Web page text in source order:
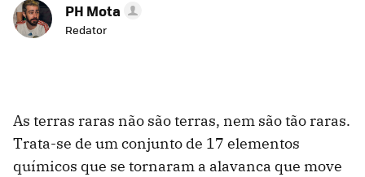
PH Mota
Redator
As terras raras não são terras, nem são tão raras.
Trata-se de um conjunto de 17 elementos
químicos que se tornaram a alavanca que move